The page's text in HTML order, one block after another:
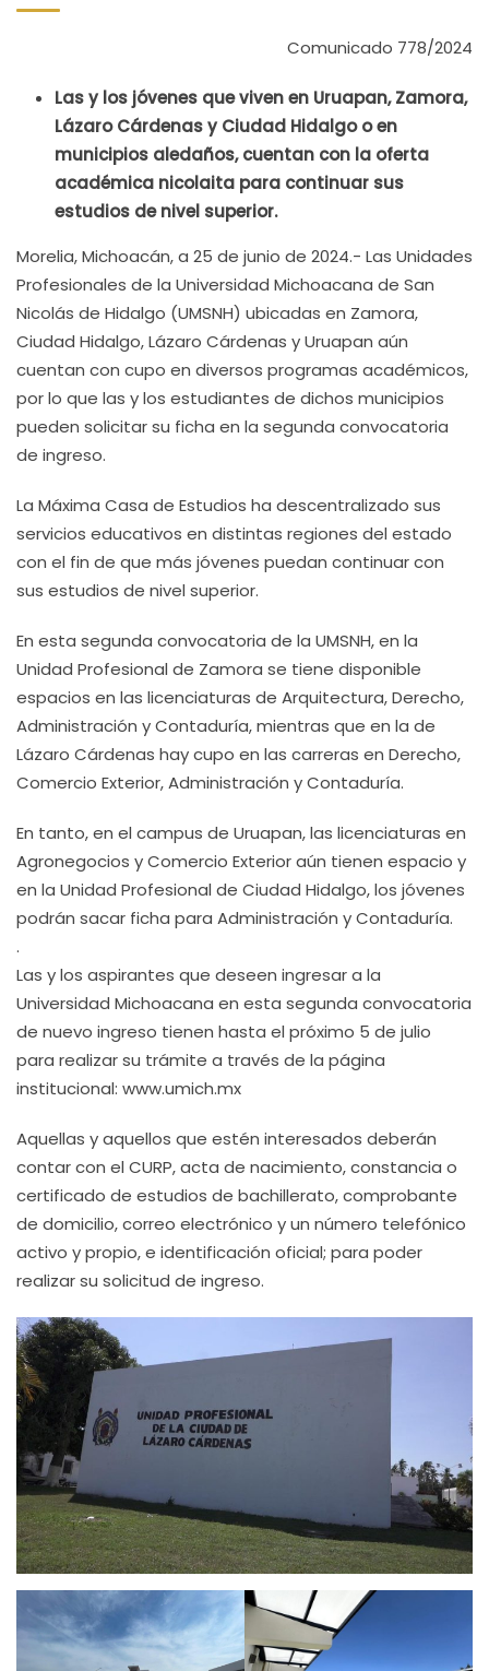
Comunicado 778/2024
Las y los jóvenes que viven en Uruapan, Zamora,
Lázaro Cárdenas y Ciudad Hidalgo o en
municipios aledaños, cuentan con la oferta
académica nicolaita para continuar sus
estudios de nivel superior.
Morelia, Michoacán, a 25 de junio de 2024.- Las Unidades
Profesionales de la Universidad Michoacana de San
Nicolás de Hidalgo (UMSNH) ubicadas en Zamora,
Ciudad Hidalgo, Lázaro Cárdenas y Uruapan aún
cuentan con cupo en diversos programas académicos,
por lo que las y los estudiantes de dichos municipios
pueden solicitar su ficha en la segunda convocatoria
de ingreso.
La Máxima Casa de Estudios ha descentralizado sus
servicios educativos en distintas regiones del estado
con el fin de que más jóvenes puedan continuar con
sus estudios de nivel superior.
En esta segunda convocatoria de la UMSNH, en la
Unidad Profesional de Zamora se tiene disponible
espacios en las licenciaturas de Arquitectura, Derecho,
Administración y Contaduría, mientras que en la de
Lázaro Cárdenas hay cupo en las carreras en Derecho,
Comercio Exterior, Administración y Contaduría.
En tanto, en el campus de Uruapan, las licenciaturas en
Agronegocios y Comercio Exterior aún tienen espacio y
en la Unidad Profesional de Ciudad Hidalgo, los jóvenes
podrán sacar ficha para Administración y Contaduría.
.
Las y los aspirantes que deseen ingresar a la
Universidad Michoacana en esta segunda convocatoria
de nuevo ingreso tienen hasta el próximo 5 de julio
para realizar su trámite a través de la página
institucional: www.umich.mx
Aquellas y aquellos que estén interesados deberán
contar con el CURP, acta de nacimiento, constancia o
certificado de estudios de bachillerato, comprobante
de domicilio, correo electrónico y un número telefónico
activo y propio, e identificación oficial; para poder
realizar su solicitud de ingreso.